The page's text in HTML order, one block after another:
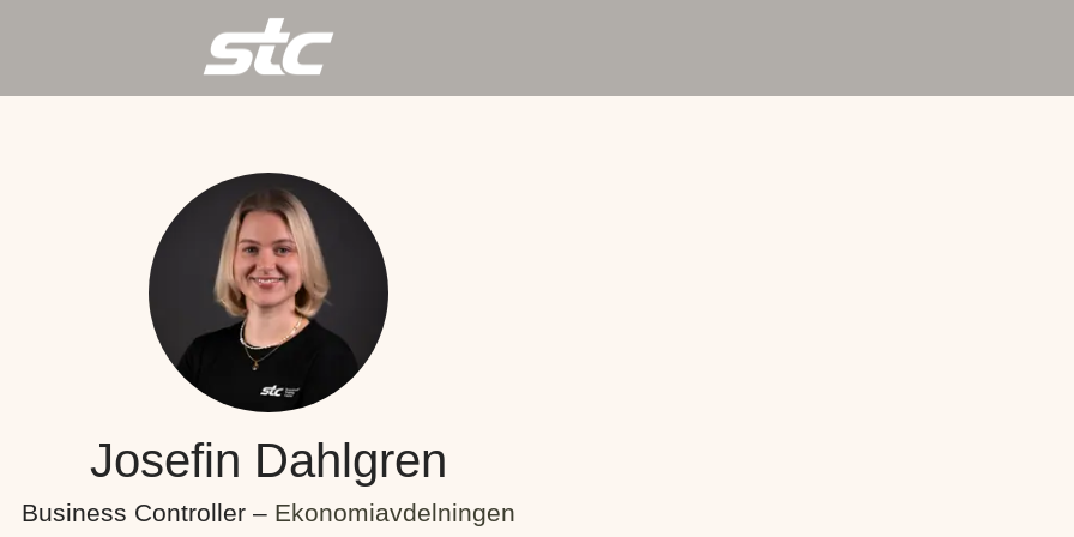
Josefin Dahlgren
Business Controller – Ekonomiavdelningen